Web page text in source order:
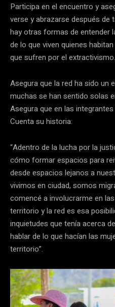
Participa en el encuentro y
verse y abrazarse después de
hay otras formas de entender
de lo que viven quienes
que sufren por el extractivismo.
Asegura que la red ha sido un
muchas se han sentido solas
Asegura que en las
Cuenta su historia:
“Adentro de la lucha por la
cómo formar espacios para
desde espacios lejanos a
vivimos en ciudad, somos
comencé a involucrarme en
territorio y la red es esa
inquietudes que tenía acerca
hablar de lo que hacían las
territorio”.